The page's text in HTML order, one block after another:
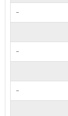
－
－
－